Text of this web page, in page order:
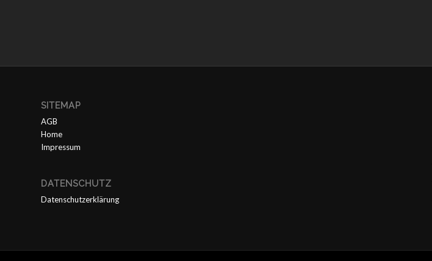
SITEMAP
AGB
Home
Impressum
DATENSCHUTZ
Datenschutzerklärung